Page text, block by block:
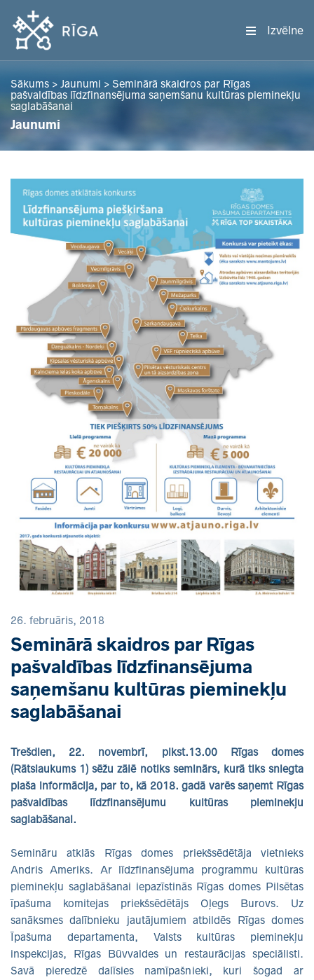
Izvēlne
Sākums > Jaunumi > Seminārā skaidros par Rīgas
pašvaldības līdzfinansējuma saņemšanu kultūras pieminekļu
saglabāšanai
Jaunumi
26. februāris, 2018
Seminārā skaidros par Rīgas
pašvaldības līdzfinansējuma
saņemšanu kultūras pieminekļu
saglabāšanai
Trešdien, 22. novembrī, plkst.13.00 Rīgas domes
(Rātslaukums 1) sēžu zālē notiks seminārs, kurā tiks sniegta
plaša informācija, par to, kā 2018. gadā varēs saņemt Rīgas
pašvaldības līdzfinansējumu kultūras pieminekļu
saglabāšanai.
Semināru atklās Rīgas domes priekšsēdētāja vietnieks
Andris Ameriks. Ar līdzfinansējuma programmu kultūras
pieminekļu saglabāšanai iepazīstinās Rīgas domes Pilsētas
īpašuma komitejas priekšsēdētājs Oļegs Burovs. Uz
sanāksmes dalībnieku jautājumiem atbildēs Rīgas domes
Īpašuma departamenta, Valsts kultūras pieminekļu
inspekcijas, Rīgas Būvvaldes un restaurācijas speciālisti.
Savā pieredzē dalīsies namīpašnieki, kuri šogad ar